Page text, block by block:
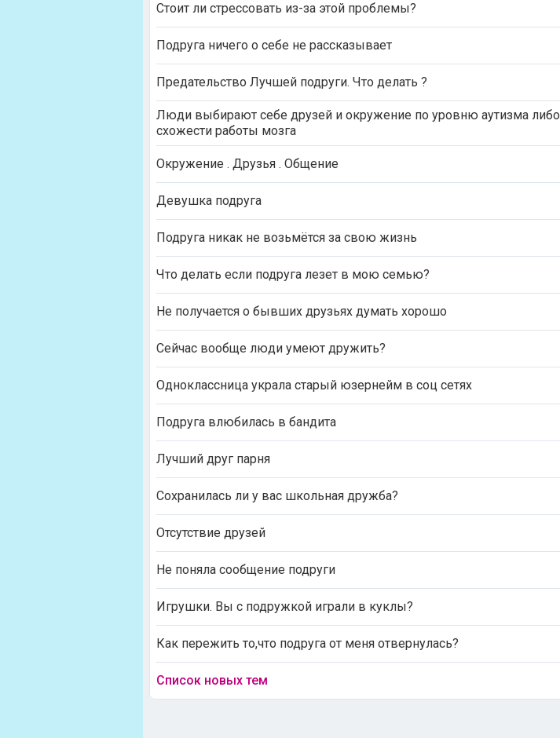
Стоит ли стрессовать из-за этой проблемы?
Подруга ничего о себе не рассказывает
Предательство Лучшей подруги. Что делать ?
Люди выбирают себе друзей и окружение по уровню аутизма либо
схожести работы мозга
Окружение . Друзья . Общение
Девушка подруга
Подруга никак не возьмётся за свою жизнь
Что делать если подруга лезет в мою семью?
Не получается о бывших друзьях думать хорошо
Сейчас вообще люди умеют дружить?
Одноклассница украла старый юзернейм в соц сетях
Подруга влюбилась в бандита
Лучший друг парня
Сохранилась ли у вас школьная дружба?
Отсутствие друзей
Не поняла сообщение подруги
Игрушки. Вы с подружкой играли в куклы?
Как пережить то,что подруга от меня отвернулась?
Список новых тем